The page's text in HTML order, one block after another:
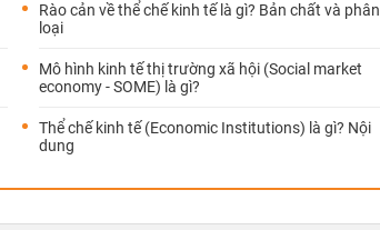
Rào cản về thể chế kinh tế là gì? Bản chất và phân
loại
Mô hình kinh tế thị trường xã hội (Social market
economy - SOME) là gì?
Thể chế kinh tế (Economic Institutions) là gì? Nội
dung